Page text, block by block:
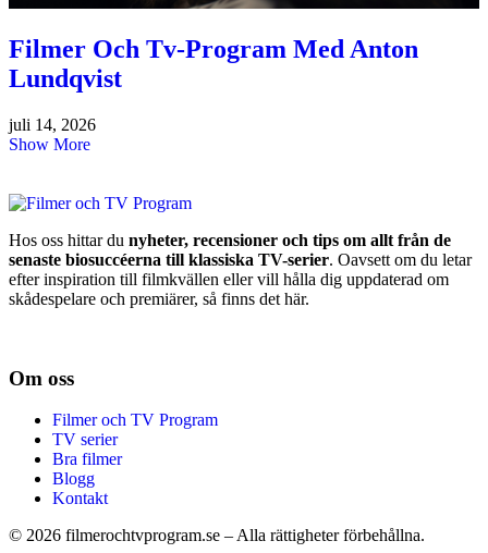
Filmer Och Tv-Program Med Anton
Lundqvist
juli 14, 2026
Show More
Hos oss hittar du nyheter, recensioner och tips om allt från de
senaste biosuccéerna till klassiska TV-serier. Oavsett om du letar
efter inspiration till filmkvällen eller vill hålla dig uppdaterad om
skådespelare och premiärer, så finns det här.
Om oss
Filmer och TV Program
TV serier
Bra filmer
Blogg
Kontakt
© 2026 filmerochtvprogram.se – Alla rättigheter förbehållna.